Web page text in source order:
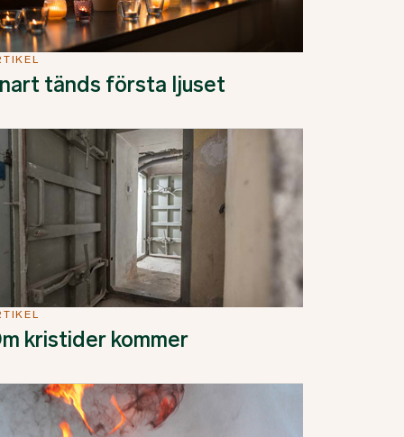
tänds första ljuset
kristider kommer